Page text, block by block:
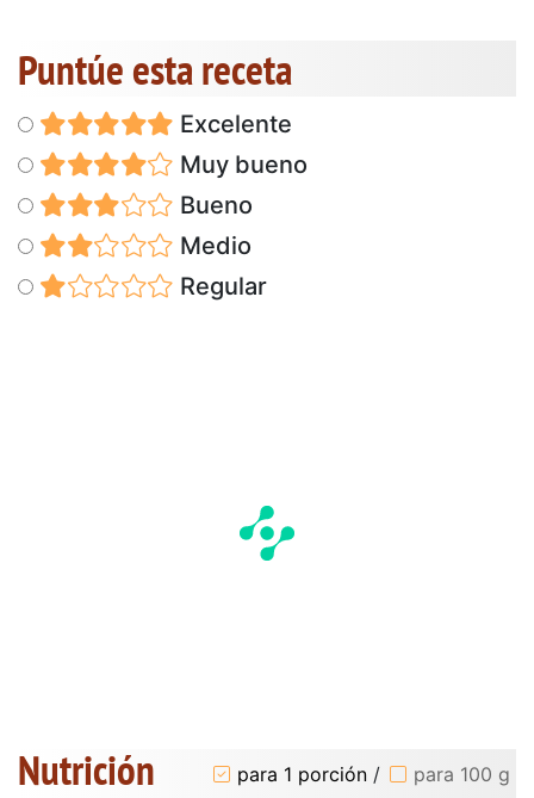
Puntúe esta receta
Excelente
Muy bueno
Bueno
Medio
Regular
Nutrición para 1 porción / para 100 g